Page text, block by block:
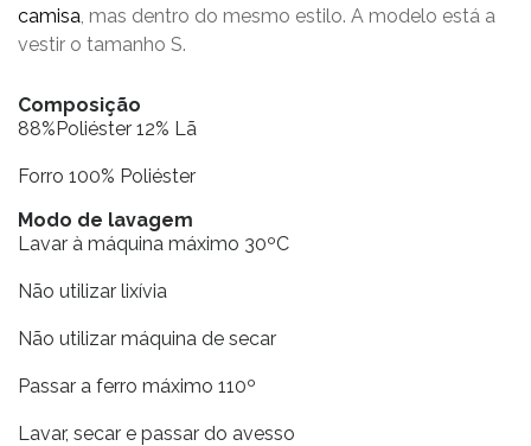
camisa, mas dentro do mesmo estilo. A modelo está a
vestir o tamanho S.
Composição
88%Poliéster 12% Lã
Forro 100% Poliéster
Modo de lavagem
Lavar à máquina máximo 30ºC
Não utilizar lixívia
Não utilizar máquina de secar
Passar a ferro máximo 110º
Lavar, secar e passar do avesso